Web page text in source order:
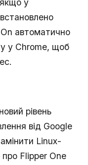
у
автоматично
у Chrome, щоб
рівень
від Google
Linux-
Flipper One